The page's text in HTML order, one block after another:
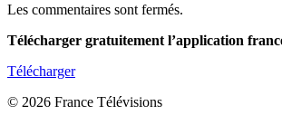
Les commentaires sont fermés.
Télécharger gratuitement l’application
Télécharger
© 2026 France Télévisions